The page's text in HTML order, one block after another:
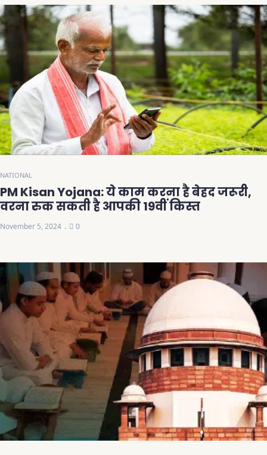
NATIONAL
PM Kisan Yojana: ये काम करना है बेहद जरूरी,
वरना रुक सकती है आपकी 19वीं किस्त
November 5, 2024 0